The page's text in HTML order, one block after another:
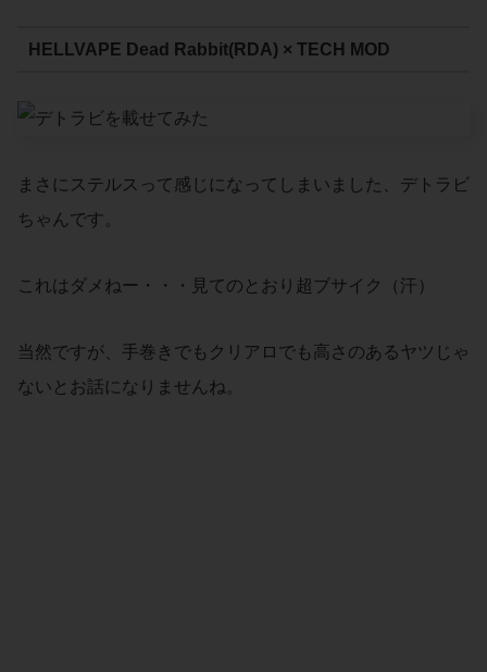
HELLVAPE Dead Rabbit(RDA) × TECH MOD
まさにステルスって感じになってしまいました、デトラビ
ちゃんです。
これはダメねー・・・見てのとおり超ブサイク（汗）
当然ですが、手巻きでもクリアロでも高さのあるヤツじゃ
ないとお話になりませんね。